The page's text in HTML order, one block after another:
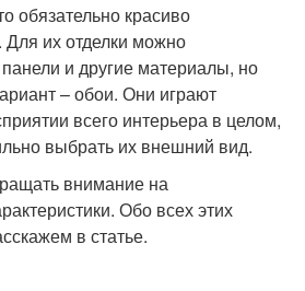
обязательно красиво
их отделки можно
панели и другие материалы, но
– обои. Они играют
всего интерьера в целом,
выбрать их внешний вид.
внимание на
Обо всех этих
в статье.